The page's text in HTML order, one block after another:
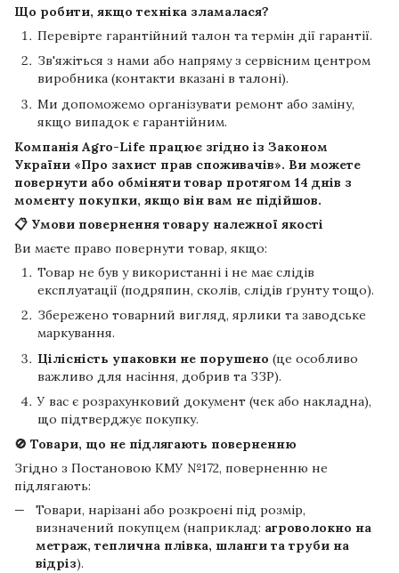
Що робити, якщо техніка зламалася?
Перевірте гарантійний талон та термін дії гарантії.
Зв'яжіться з нами або напряму з сервісним центром
виробника (контакти вказані в талоні).
Ми допоможемо організувати ремонт або заміну,
якщо випадок є гарантійним.
Компанія Agro-Life працює згідно із Законом
України «Про захист прав споживачів». Ви можете
повернути або обміняти товар протягом 14 днів з
моменту покупки, якщо він вам не підійшов.
📋 Умови повернення товару належної якості
Ви маєте право повернути товар, якщо:
Товар не був у використанні і не має слідів
експлуатації (подряпин, сколів, слідів ґрунту тощо).
Збережено товарний вигляд, ярлики та заводське
маркування.
Цілісність упаковки не порушено (це особливо
важливо для насіння, добрив та ЗЗР).
У вас є розрахунковий документ (чек або накладна),
що підтверджує покупку.
🚫 Товари, що не підлягають поверненню
Згідно з Постановою КМУ №172, поверненню не
підлягають:
Товари, нарізані або розкроєні під розмір,
визначений покупцем (наприклад: агроволокно на
метраж, теплична плівка, шланги та труби на
відріз).